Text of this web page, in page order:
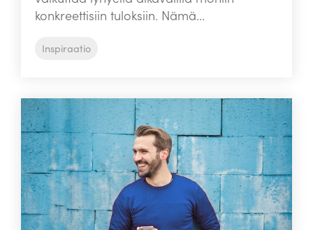
konkreettisiin tuloksiin. Nämä...
Inspiraatio